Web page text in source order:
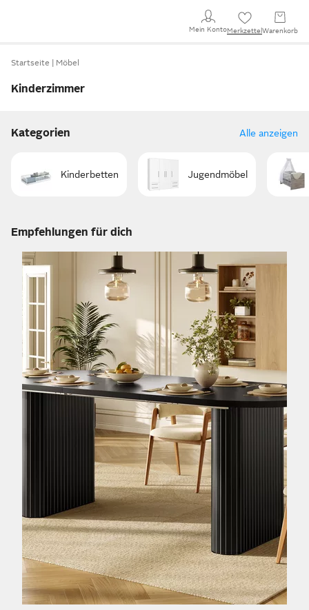
Mein KontoMerkzettel Warenkorb
Startseite Möbel
Kinderzimmer
Kategorien Alle anzeigen
Kinderbetten Jugendmöbel
Empfehlungen für dich